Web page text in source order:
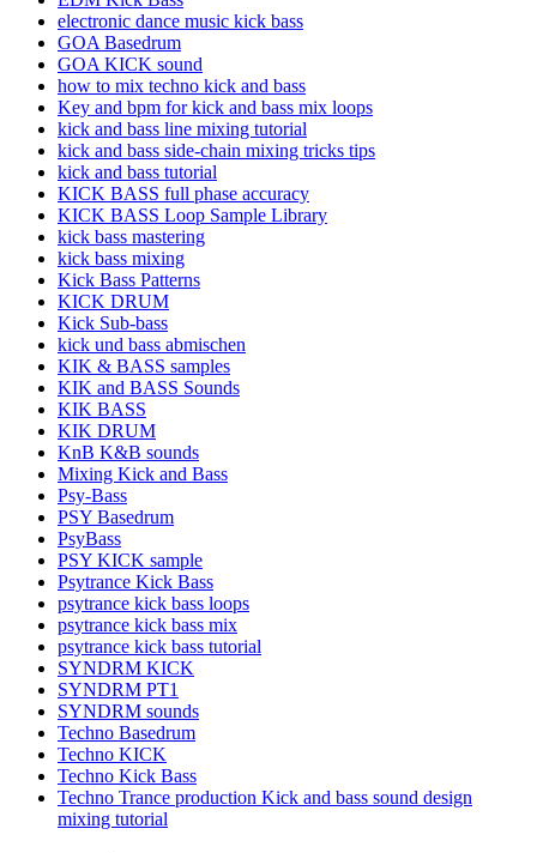
electronic dance music kick bass
GOA Basedrum
GOA KICK sound
how to mix techno kick and bass
Key and bpm for kick and bass mix loops
kick and bass line mixing tutorial
kick and bass side-chain mixing tricks tips
kick and bass tutorial
KICK BASS full phase accuracy
KICK BASS Loop Sample Library
kick bass mastering
kick bass mixing
Kick Bass Patterns
KICK DRUM
Kick Sub-bass
kick und bass abmischen
KIK & BASS samples
KIK and BASS Sounds
KIK BASS
KIK DRUM
KnB K&B sounds
Mixing Kick and Bass
Psy-Bass
PSY Basedrum
PsyBass
PSY KICK sample
Psytrance Kick Bass
psytrance kick bass loops
psytrance kick bass mix
psytrance kick bass tutorial
SYNDRM KICK
SYNDRM PT1
SYNDRM sounds
Techno Basedrum
Techno KICK
Techno Kick Bass
Techno Trance production Kick and bass sound design
mixing tutorial